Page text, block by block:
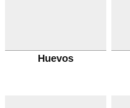
Huevos